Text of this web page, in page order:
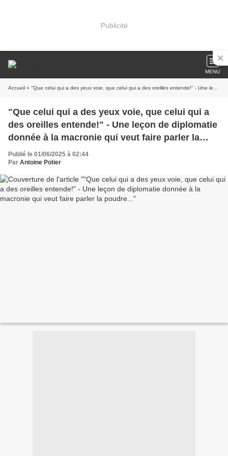
Publicité
MENU
Accueil » "Que celui qui a des yeux voie, que celui qui a des oreilles entende!" - Une leçon de diplomatie donnée à la macronie qui veut faire parler la poudre...
"Que celui qui a des yeux voie, que celui qui a
des oreilles entende!" - Une leçon de diplomatie
donnée à la macronie qui veut faire parler la
poudre...
Publié le 01/06/2025 à 02:44
Par Antoine Potier